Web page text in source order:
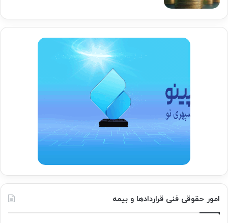
امور حقوقی فنی قراردادها و بیمه